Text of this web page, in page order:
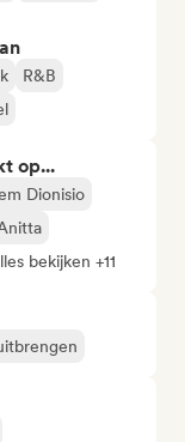
R&B
op...
Dionisio
bekijken +11